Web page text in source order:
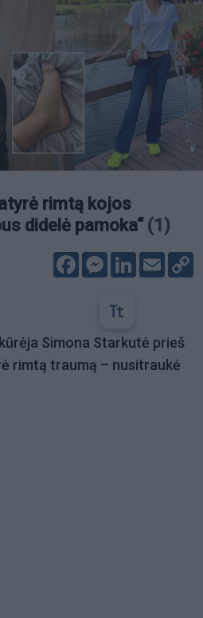
rimtą kojos
didelė pamoka“ (1)
FacebookMessenger
LinkedIn
Email
Simona Starkutė prieš
rimtą traumą – nusitraukė